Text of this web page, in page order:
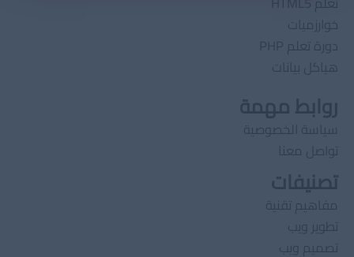
خوارزميات
دورة تعلم PHP
هياكل بيانات
روابط مهمة
سياسة الخصوصية
تواصل معنا
تصنيفات
مفاهيم تقنية
تطوير ويب
تصميم ويب